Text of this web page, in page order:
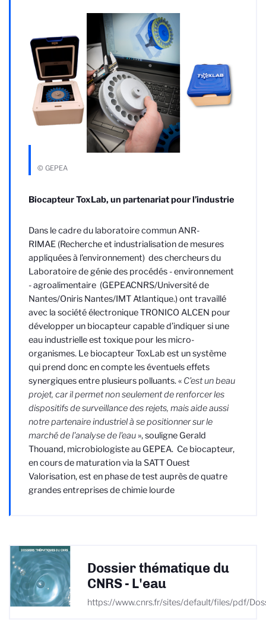
© GEPEA
Biocapteur ToxLab, un partenariat pour l’industrie
Dans le cadre du laboratoire communANR-
RIMAE (Recherche et industrialisation de mesures
appliquées à l’environnement) des chercheurs du
Laboratoire de génie des procédés - environnement
- agroalimentaire (GEPEACNRS/Université de
Nantes/Oniris Nantes/IMT Atlantique.) ont travaillé
avec la société électronique TRONICO ALCEN pour
développer un biocapteurcapable d’indiquer si une
eau industrielle est toxique pour les micro-
organismes. Le biocapteurToxLab est un système
qui prend donc en compte les éventuels effets
synergiques entre plusieurs polluants. « C’est un beau
projet, car il permet non seulement de renforcer les
dispositifs de surveillance des rejets, mais aide aussi
notre partenaire industriel à se positionner sur le
marché de l'analyse de l'eau », souligne Gerald
Thouand, microbiologiste au GEPEA. Ce biocapteur,
en cours de maturationvia la SATT Ouest
Valorisation, est en phase de test auprès de quatre
grandes entreprises de chimie lourde
Dossier thématique du
CNRS - L'eau
https://www.cnrs.fr/sites/default/files/pdf/